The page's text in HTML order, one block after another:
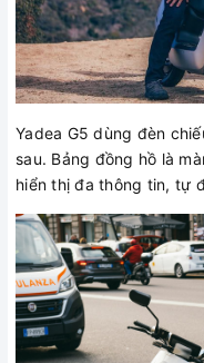
Yadea G5 dùng đèn
sau. Bảng đồng hồ là
hiển thị đa thông tin, tự